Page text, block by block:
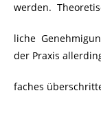
werden.
liche
der Praxis
faches